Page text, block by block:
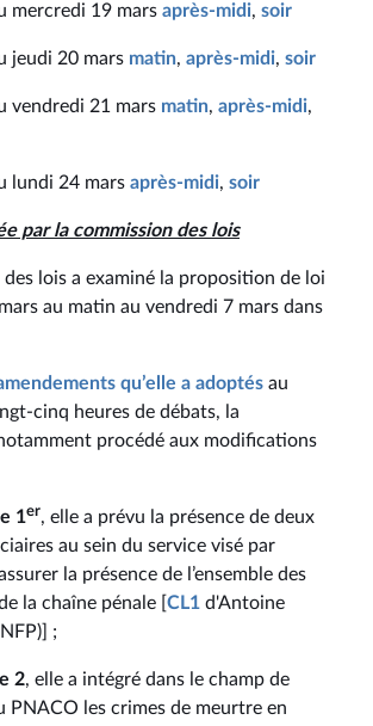
mercredi 19 mars après-midi, soir
jeudi 20 mars matin, après-midi, soir
vendredi 21 mars matin, après-midi,
lundi 24 mars après-midi, soir
par la commission des lois
des lois a examiné la proposition de loi
au matin au vendredi 7 mars dans
qu’elle a adoptés au
cinq heures de débats, la
procédé aux modifications
1er, elle a prévu la présence de deux
au sein du service visé par
la présence de l’ensemble des
la chaîne pénale [ CL1 d'Antoine
;
2, elle a intégré dans le champ de
PNACO les crimes de meurtre en